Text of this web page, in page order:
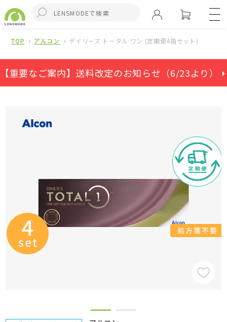
TOP アルコン デイリーズ トータル ワン (定期便4箱セット)
【重要なご案内】送料改定のお知らせ（6/23より） ⏵